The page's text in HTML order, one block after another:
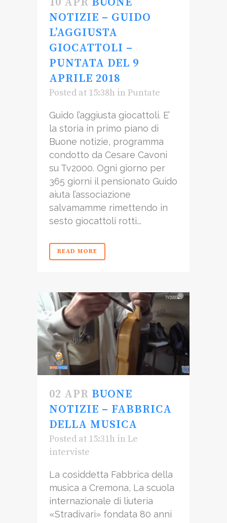
NOTIZIE – GUIDO
L’AGGIUSTA
GIOCATTOLI –
PUNTATA DEL 9
APRILE 2018
Posted at 15:38h in Puntate
Guido l’aggiusta giocattoli. E’
la storia in primo piano di
Buone notizie, programma
condotto da Cesare Cavoni
su Tv2000. Ogni giorno per
365 giorni il pensionato Guido
aiuta l’associazione
salvamamme rimettendo in
sesto giocattoli rotti...
READ MORE
02 APR BUONE
NOTIZIE – FABBRICA
DELLA MUSICA
Posted at 15:31h in Le
interviste
La cosiddetta Fabbrica della
musica a Cremona, La scuola
internazionale di liuteria
«Stradivari» fondata 80 anni